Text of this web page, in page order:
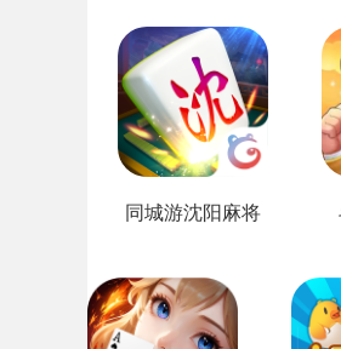
同城游沈阳麻将